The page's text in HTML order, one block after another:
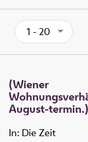
1 - 20
(Wiener
August-termin.)
In: Die Zeit